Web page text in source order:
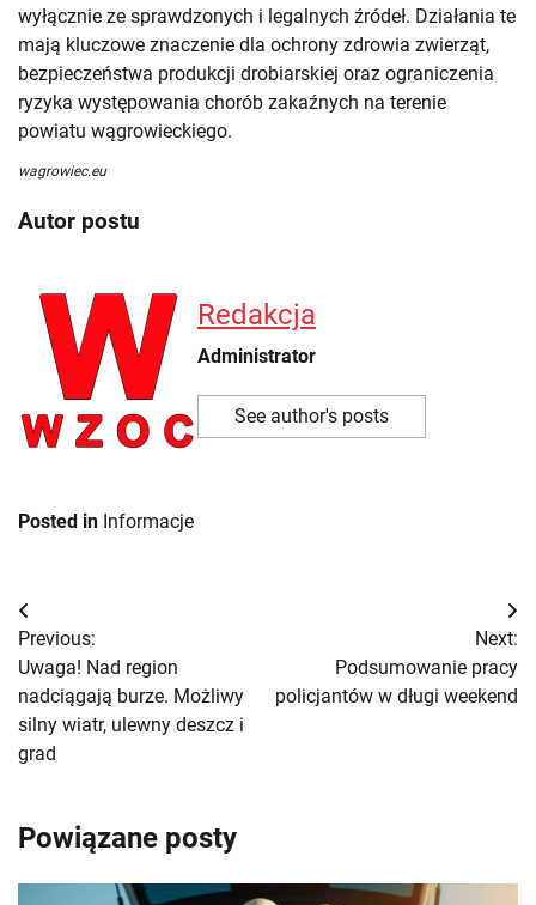
wyłącznie ze sprawdzonych i legalnych źródeł. Działania te
mają kluczowe znaczenie dla ochrony zdrowia zwierząt,
bezpieczeństwa produkcji drobiarskiej oraz ograniczenia
ryzyka występowania chorób zakaźnych na terenie
powiatu wągrowieckiego.
wagrowiec.eu
Autor postu
Redakcja
Administrator
See author's posts
Posted in Informacje
Nawigacja
wpisu
Previous:
Uwaga! Nad region
nadciągają burze. Możliwy
silny wiatr, ulewny deszcz i
grad
Next:
Podsumowanie pracy
policjantów w długi weekend
Powiązane posty